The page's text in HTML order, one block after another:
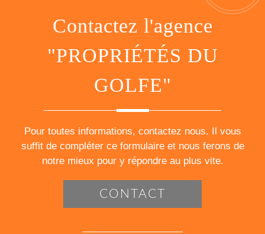
contactez l'agence
"PROPRIÉTÉS DU
GOLFE"
Pour toutes informations, contactez nous. Il vous
suffit de compléter ce formulaire et nous ferons de
notre mieux pour y répondre au plus vite.
CONTACT